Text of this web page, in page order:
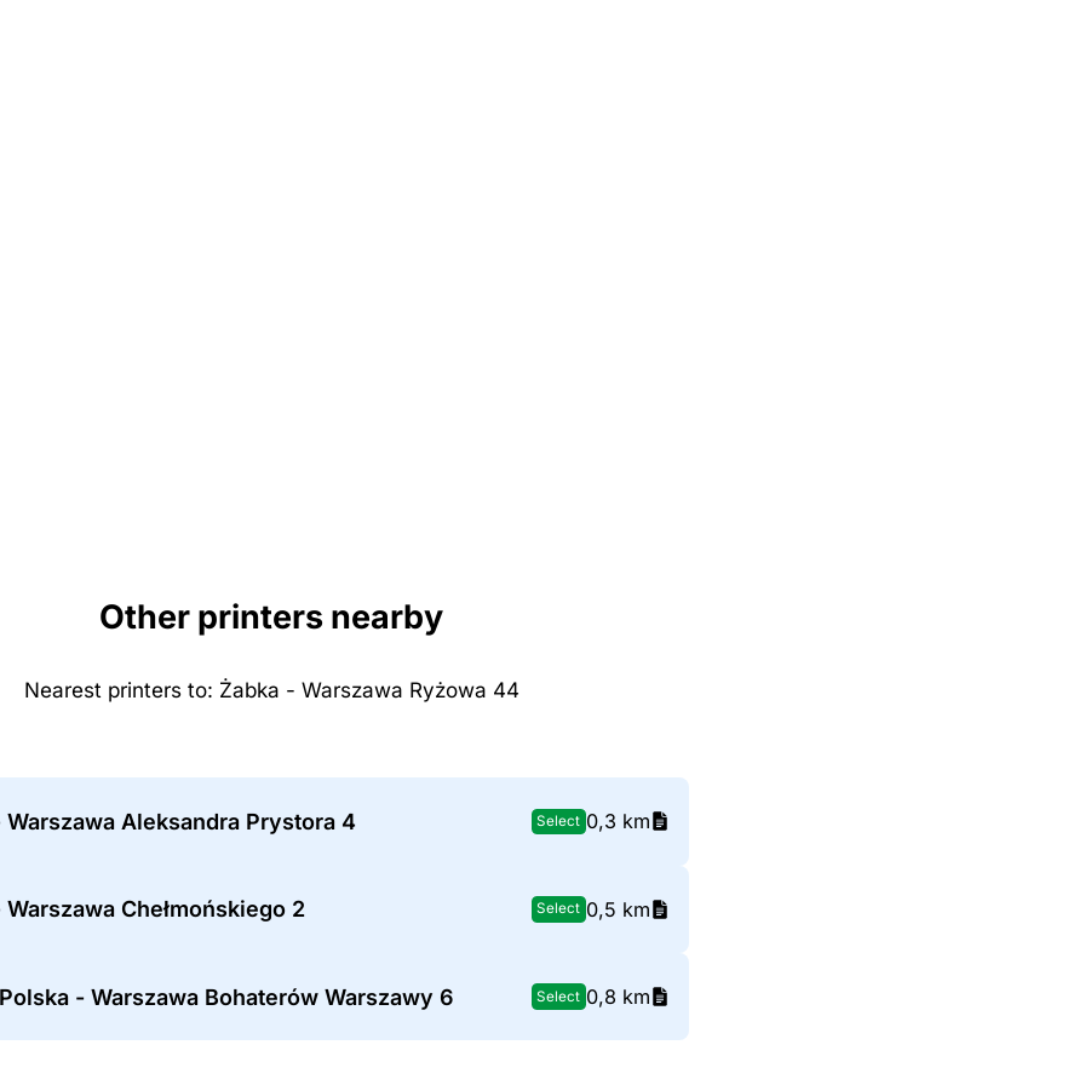
Other printers nearby
Nearest printers to: Żabka - Warszawa Ryżowa 44
Warszawa Aleksandra Prystora 4 Select 0,3 km
Chełmońskiego 2 Select 0,5 km
- Warszawa Bohaterów Warszawy 6 Select 0,8 km